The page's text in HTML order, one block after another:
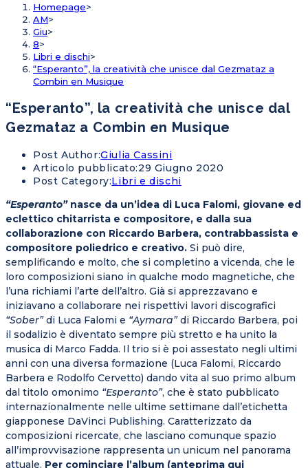
Homepage>
AM>
Giu>
8>
Libri e dischi>
“Esperanto”, la creatività che unisce dal Gezmataz a
Combin en Musique
“Esperanto”, la creatività che unisce dal
Gezmataz a Combin en Musique
Post Author:Giulia Cassini
Articolo pubblicato:29 Giugno 2020
Post Category:Libri e dischi
“Esperanto”nasce da un’idea di Luca Falomi, giovane ed
eclettico chitarrista e compositore, e dalla sua
collaborazione con Riccardo Barbera, contrabbassista e
compositore poliedrico e creativo. Si può dire,
semplificando e molto, che si completino a vicenda, che le
loro composizioni siano in qualche modo magnetiche, che
l’una richiami l’arte dell’altro. Già si apprezzavano e
iniziavano a collaborare nei rispettivi lavori discografici
“Sober”di Luca Falomi e “Aymara”di Riccardo Barbera, poi
il sodalizio è diventato sempre più stretto e ha unito la
musica di Marco Fadda. Il trio si è poi assestato negli ultimi
anni con una diversa formazione (Luca Falomi, Riccardo
Barbera e Rodolfo Cervetto) dando vita al suo primo album
dal titolo omonimo “Esperanto”, che è stato pubblicato
internazionalmente nelle ultime settimane dall’etichetta
giapponese DaVinci Publishing. Caratterizzato da
composizioni ricercate, che lasciano comunque spazio
all’improvvisazione rappresenta un unicum nel panorama
attuale. Per cominciare l’album (anteprima qui